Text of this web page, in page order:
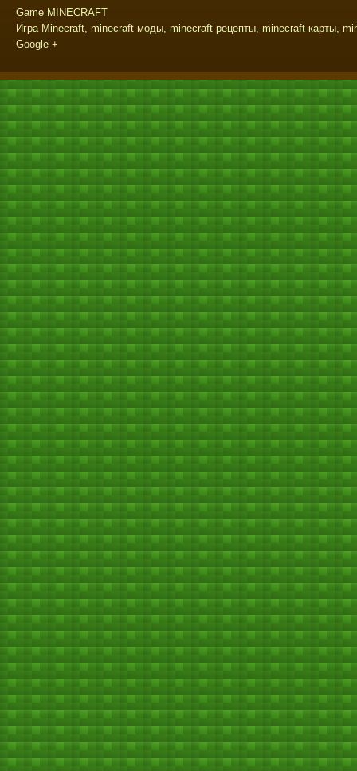
Game MINECRAFT
Игра Minecraft, minecraft моды, minecraft рецепты, minecraft карты,
Google +